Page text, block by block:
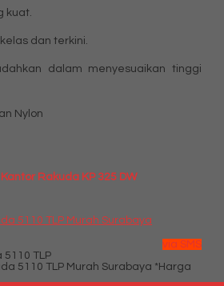
kuat.
dan terkini.
dalam menyesuaikan tinggi
Nylon
Rakuda KP 325 DW
via SMS
TLP
*Harga